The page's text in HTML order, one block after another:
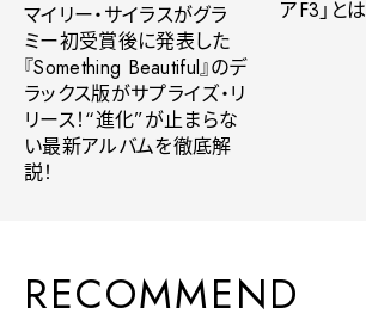
マイリー・サイラスがグラ
ミー初受賞後に発表した
『Something Beautiful』のデ
ラックス版がサプライズ・リ
リース！“進化”が止まらな
い最新アルバムを徹底解
説！
アF3」とは
RECOMMEND